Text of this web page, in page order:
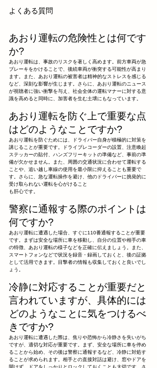
よくある質問
あおり運転の危険性とは何です
か?
あおり運転は、事故のリスクを著しく高めます。前方車両が急
ブレーキをかけることで、後続車両が衝突する可能性が高まり
ます。また、あおり運転の被害者は精神的なストレスを感じる
など、深刻な影響が生じます。さらに、あおり運転のニュース
が視聴者に強い衝撃を与え、社会全体の運転マナーに対する意
識を高めると同時に、加害者を生む土壌にもなっています。
あおり運転を防ぐ上で重要な点
はどのようなことですか?
あおり運転を防ぐためには、ドライバー自身が積極的に対策を
講じることが重要です。ドライブレコーダーの設置、注意喚起
ステッカーの貼付、ハンズフリーキットの準備など、事前の準
備が欠かせません。また、周囲の交通状況に合わせて運転する
ことや、追い越し車線の使用を最小限に抑えることも重要で
す。さらに、急な運転操作を避け、他のドライバーに挑発的に
受け取られない運転を心がけること
も肝心です。
警察に通報する際のポイントは
何ですか?
あおり運転に遭遇した場合、すぐに110番通報することが重要
です。まずは安全な場所に車を移動し、自分の位置や相手の車
の特徴、あおり運転の様子などを正確に伝えましょう。また、
スマートフォンなどで状況を録音・録画しておくと、後の証拠
として活用できます。目撃者の情報も収集しておくと良いでし
ょう。
冷静に対応することが重要だと
言われていますが、具体的には
どのようなことに気をつけるべ
きですか?
あおり運転に遭遇した際は、焦りや恐怖から冷静さを失いがち
ですが、適切な対応が重要です。まず、安全な場所に車を停め
ることから始め、その後は警察に通報するなど、冷静に対処す
ることが求められます。相手との直接対話は避け、窓やドアを
開けず、ドアをしっかりとロックしておくことも大切です。さ